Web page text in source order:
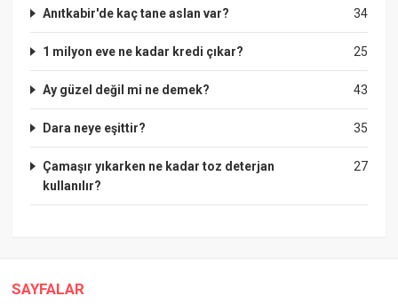
34
Anıtkabir'de kaç tane aslan var?
25
1 milyon eve ne kadar kredi çıkar?
43
Ay güzel değil mi ne demek?
35
Dara neye eşittir?
27
Çamaşır yıkarken ne kadar toz deterjan
kullanılır?
SAYFALAR